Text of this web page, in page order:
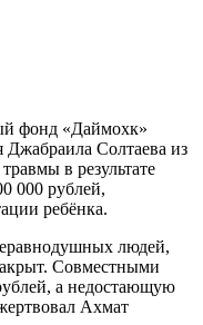
фонд «Даймохк»
Джабраила Солтаева из
в результате
000 рублей,
ребёнка.
людей,
Совместными
а недостающую
Ахмат